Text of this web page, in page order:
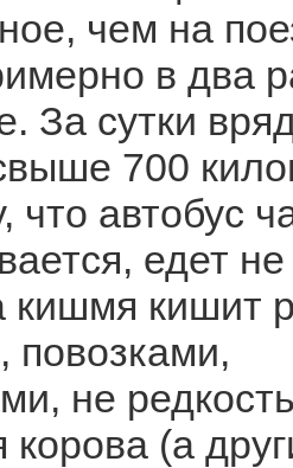
чем на
в два
За сутки
700
что автобус
едет
кишмя кишит
не
(а